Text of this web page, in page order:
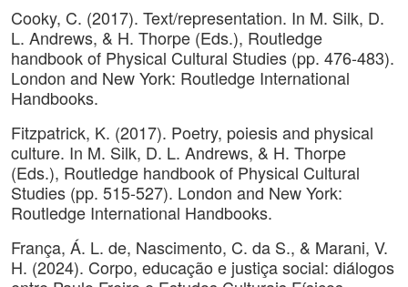
Cooky, C. (2017). Text/representation. In M. Silk, D.
L. Andrews, & H. Thorpe (Eds.), Routledge
handbook of Physical Cultural Studies (pp. 476-483).
London and New York: Routledge International
Handbooks.
Fitzpatrick, K. (2017). Poetry, poiesis and physical
culture. In M. Silk, D. L. Andrews, & H. Thorpe
(Eds.), Routledge handbook of Physical Cultural
Studies (pp. 515-527). London and New York:
Routledge International Handbooks.
França, Á. L. de, Nascimento, C. da S., & Marani, V.
H. (2024). Corpo, educação e justiça social: diálogos